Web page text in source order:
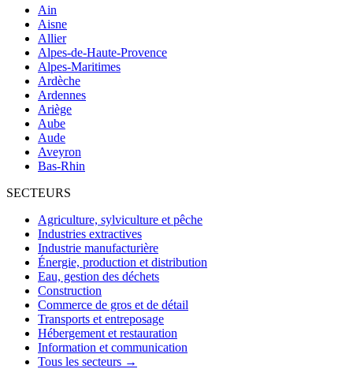
Ain
Aisne
Allier
Alpes-de-Haute-Provence
Alpes-Maritimes
Ardèche
Ardennes
Ariège
Aube
Aude
Aveyron
Bas-Rhin
SECTEURS
Agriculture, sylviculture et pêche
Industries extractives
Industrie manufacturière
Énergie, production et distribution
Eau, gestion des déchets
Construction
Commerce de gros et de détail
Transports et entreposage
Hébergement et restauration
Information et communication
Tous les secteurs →